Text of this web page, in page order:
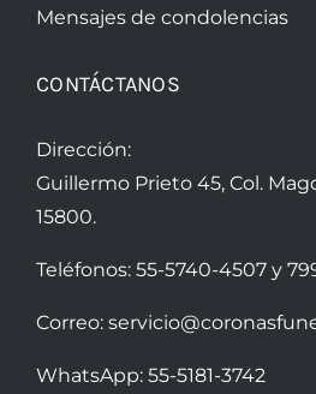
Mensajes de condolencias
CONTÁCTANOS
Dirección:
Guillermo Prieto 45, Col.
15800.
Teléfonos: 55-5740-4507y
Correo:
WhatsApp: 55-5181-3742